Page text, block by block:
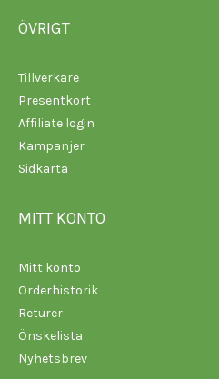
ÖVRIGT
Tillverkare
Presentkort
Affiliate login
Kampanjer
Sidkarta
MITT KONTO
Mitt konto
Orderhistorik
Returer
Önskelista
Nyhetsbrev